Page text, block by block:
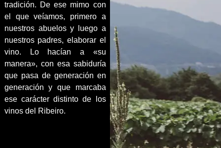
tradición. De ese mimo con
el que veíamos, primero a
nuestros abuelos y luego a
nuestros padres, elaborar el
vino. Lo hacían a «su
manera», con esa sabiduría
que pasa de generación en
generación y que marcaba
ese carácter distinto de los
vinos del Ribeiro.